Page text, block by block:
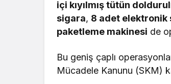
içi kıyılmış tütün
sigara, 8 adet elektronik
paketleme makinesi de
Bu geniş çaplı
Mücadele Kanunu (SKM)